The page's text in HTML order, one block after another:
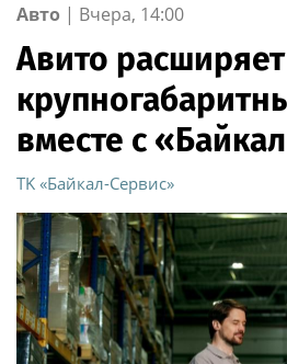
Авто | Вчера, 14:00
Авито
вместе с
ТK «Байкал-Сервис»